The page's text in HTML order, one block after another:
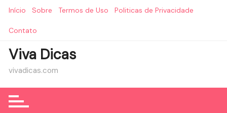
Início Sobre Termos de Uso Politicas de Privacidade
Contato
Viva Dicas
vivadicas.com